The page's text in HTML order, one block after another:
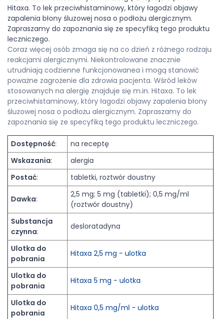
Hitaxa. To lek przeciwhistaminowy, który łagodzi objawy
zapalenia błony śluzowej nosa o podłożu alergicznym.
Zapraszamy do zapoznania się ze specyfiką tego produktu
leczniczego.
Coraz więcej osób zmaga się na co dzień z różnego rodzaju
reakcjami alergicznymi. Niekontrolowane znacznie
utrudniają codzienne funkcjonowanea i mogą stanowić
poważne zagrożenie dla zdrowia pacjenta. Wśród leków
stosowanych na alergię znajduje się m.in. Hitaxa. To lek
przeciwhistaminowy, który łagodzi objawy zapalenia błony
śluzowej nosa o podłożu alergicznym. Zapraszamy do
zapoznania się ze specyfiką tego produktu leczniczego.
Dostępność:
na receptę
Wskazania:
alergia
Postać: tabletki, roztwór doustny
Dawka:
2,5 mg; 5 mg (tabletki); 0,5 mg/ml
(roztwór doustny)
Substancja
czynna:
desloratadyna
Ulotka do
pobrania
Hitaxa 2,5 mg - ulotka
Ulotka do
pobrania
Hitaxa 5 mg - ulotka
Ulotka do
pobrania
Hitaxa 0,5 mg/ml - ulotka